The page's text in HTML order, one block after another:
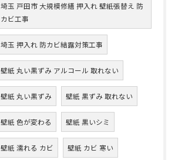
埼玉 戸田市 大規模修繕 押入れ 壁紙張替え 防
カビ工事
埼玉 押入れ 防カビ結露対策工事
壁紙 丸い黒ずみ アルコール 取れない
壁紙 丸い黒ずみ 壁紙 黒ずみ 取れない
壁紙 色が変わる 壁紙 黒いシミ
壁紙 濡れる カビ 壁紙 カビ 寒い